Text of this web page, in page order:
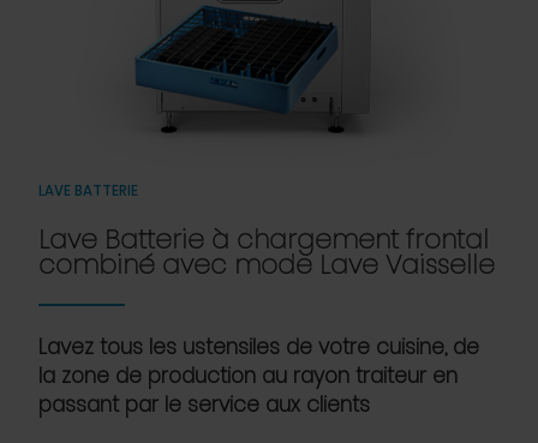
LAVE BATTERIE
Lave Batterie à chargement frontal
combiné avec mode Lave Vaisselle
Lavez tous les ustensiles de votre cuisine, de
la zone de production au rayon traiteur en
passant par le service aux clients